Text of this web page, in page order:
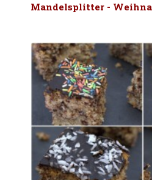
Mandelsplitter -